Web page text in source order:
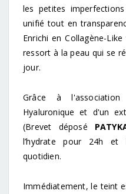
les petites
unifié tout en
Enrichi en Collagène-
ressort à la peau qui se
jour.
Grâce à
Hyaluronique et d'un
(Brevet déposé
l’hydrate pour 24h
quotidien.
Immédiatement, le teint